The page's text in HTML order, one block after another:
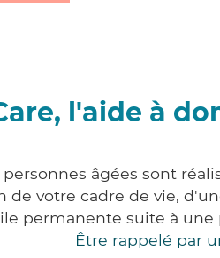
l'aide à
personnes âgées sont
votre cadre de vie,
permanente suite à
Être rappelé par